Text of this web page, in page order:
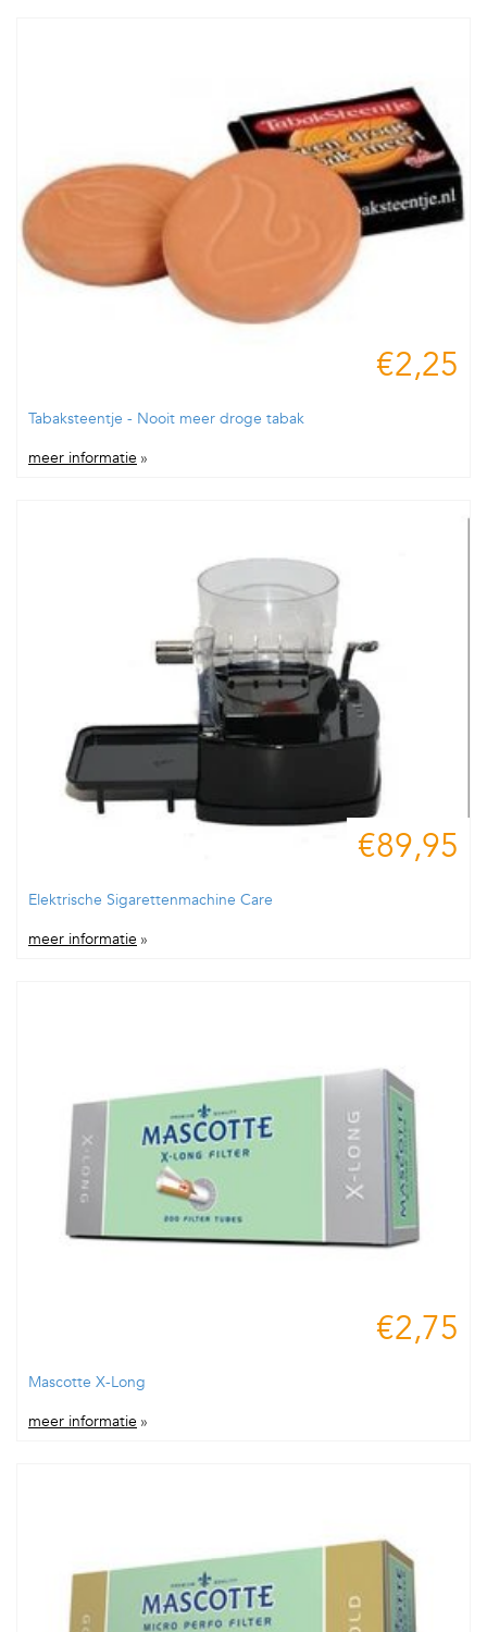
€2,25
Tabaksteentje - Nooit meer droge tabak
meer informatie »
€89,95
Elektrische Sigarettenmachine Care
meer informatie »
€2,75
Mascotte X-Long
meer informatie »